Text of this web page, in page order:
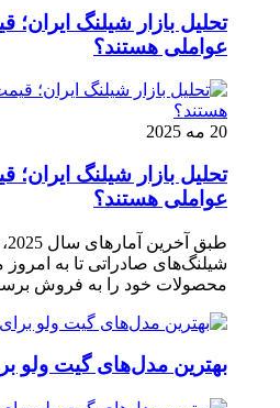
تحلیل بازار شیلنگ ایران؛
عواملی هستند؟
20 مه 2025
تحلیل بازار شیلنگ ایران؛
عواملی هستند؟
محصولات خود را به فروش
بهترین مدل‌های گیت ولو